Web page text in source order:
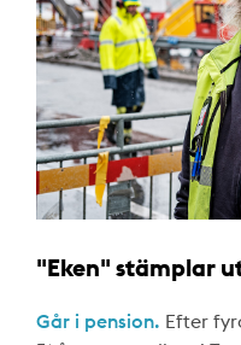
"Eken" stämplar
Går i pension. Efter